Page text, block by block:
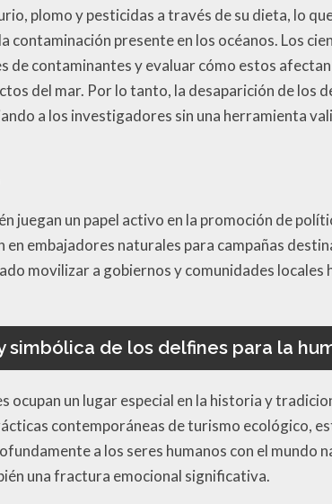
plomo y pesticidas a través de su dieta, lo
contaminación presente en los océanos. Los
de contaminantes y evaluar cómo estos
del mar. Por lo tanto, la desaparición de los
a los investigadores sin una herramienta
juegan un papel activo en la promoción de
embajadores naturales para campañas
movilizar a gobiernos y comunidades locales
simbólica de los delfines para la
ocupan un lugar especial en la historia y
contemporáneas de turismo ecológico,
a los seres humanos con el mundo
una fractura emocional significativa.